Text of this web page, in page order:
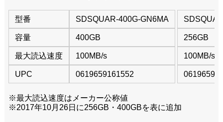
型番
容量
最大読込速度
UPC
SDSQUAR-400G-GN6MA
400GB
100MB/s
0619659161552
256GB
100MB/s
※最大読込速度はメーカー公称値
※2017年10月26日に256GB・400GBを表に追加